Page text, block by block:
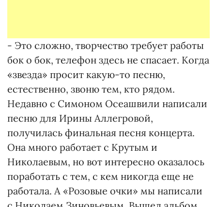
- Это сложно, творчество требует работы
бок о бок, телефон здесь не спасает. Когда
«звезда» просит какую-то песню,
естественно, звоню тем, кто рядом.
Недавно с Симоном Осеашвили написали
песню для Ирины Аллегровой,
получилась финальная песня концерта.
Она много работает с Крутым и
Николаевым, но вот интересно оказалось
поработать с тем, с кем никогда еще не
работала. А «Розовые очки» мы написали